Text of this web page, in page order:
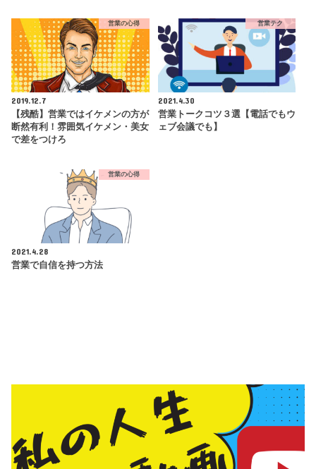
営業の心得
2019.12.7
【残酷】営業ではイケメンの方が
断然有利！雰囲気イケメン・美女
で差をつけろ
営業テク
2021.4.30
営業トークコツ３選【電話でもウ
ェブ会議でも】
営業の心得
2021.4.28
営業で自信を持つ方法